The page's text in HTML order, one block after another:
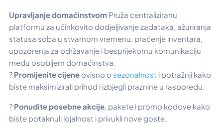
Upravljanje domaćinstvom Pruža centraliziranu
platformu za učinkovito dodjeljivanje zadataka, ažuriranja
statusa soba u stvarnom vremenu, praćenje inventara,
upozorenja za održavanje i besprijekornu komunikaciju
među osobljem domaćinstva.
? Promijenite cijene ovisno o sezonalnost i potražnji kako
biste maksimizirali prihod i izbjegli praznine u rasporedu.
? Ponudite posebne akcije, pakete i promo kodove kako
biste potaknuli lojalnost i privukli nove goste.